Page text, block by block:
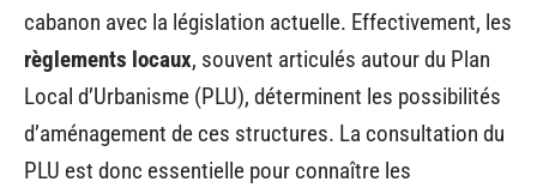
cabanon avec la législation actuelle. Effectivement, les
règlements locaux, souvent articulés autour du Plan
Local d’Urbanisme (PLU), déterminent les possibilités
d’aménagement de ces structures. La consultation du
PLU est donc essentielle pour connaître les